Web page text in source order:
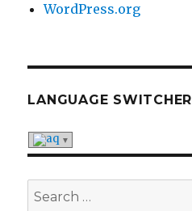
WordPress.org
LANGUAGE SWITCHER
Search